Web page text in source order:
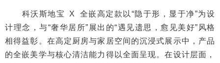
科沃斯地宝 X 全嵌高定款以“隐于形，显于净”为设
计理念，与“奢华居所”展出的“遇见遗思，愈见美好”风格
相得益彰。在高定厨房与家居空间的沉浸式展示中，产品
的全嵌美学与核心清洁能力得以全面呈现。在设计层面，